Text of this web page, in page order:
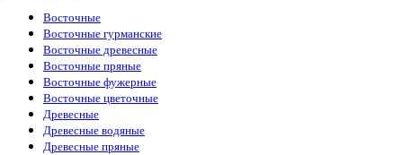
Восточные
Восточные гурманские
Восточные древесные
Восточные пряные
Восточные фужерные
Восточные цветочные
Древесные
Древесные водяные
Древесные пряные